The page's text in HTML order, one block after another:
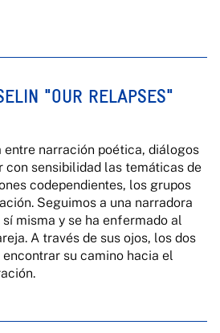
"OUR RELAPSES"
entre narración poética, diálogos
con sensibilidad las temáticas de
codependientes, los grupos
Seguimos a una narradora
misma y se ha enfermado al
A través de sus ojos, los dos
su camino hacia el